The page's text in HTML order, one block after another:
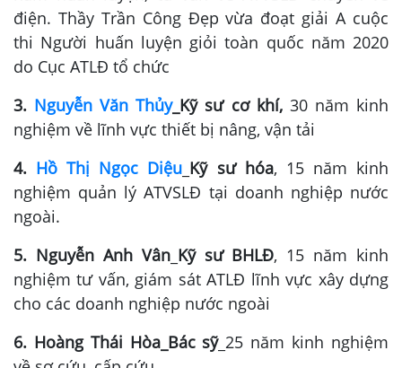
điện. Thầy Trần Công Đẹp vừa đoạt giải A cuộc
thi Người huấn luyện giỏi toàn quốc năm 2020
do Cục ATLĐ tổ chức
3. Nguyễn Văn Thủy_Kỹ sư cơ khí,30 năm kinh
nghiệm về lĩnh vực thiết bị nâng, vận tải
4. Hồ Thị Ngọc Diệu Kỹ sư hóa, 15 năm kinh
nghiệm quản lý ATVSLĐ tại doanh nghiệp nước
ngoài.
5. Nguyễn Anh Vân_ Kỹ sư BHLĐ, 15 năm kinh
nghiệm tư vấn, giám sát ATLĐ lĩnh vực xây dựng
cho các doanh nghiệp nước ngoài
6. Hoàng Thái Hòa_Bác sỹ_25 năm kinh nghiệm